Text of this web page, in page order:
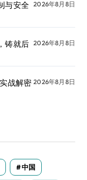
与安全
2026年8月8日
铸就后 2026年8月8日
战解密 2026年8月8日
中国